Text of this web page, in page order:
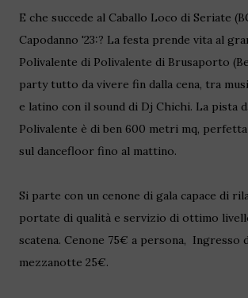
E che succede al Caballo Loco di Seriate
Capodanno '23:? La festa prende vita al
Polivalente di Polivalente di Brusaporto
party tutto da vivere fin dalla cena, tra
e latino con il sound di Dj Chichi. La pista
Polivalente è di ben 600 metri mq,
sul dancefloor fino al mattino.
Si parte con un cenone di gala capace di
portate di qualità e servizio di ottimo
scatena. Cenone 75€ a persona, Ingresso
mezzanotte 25€.